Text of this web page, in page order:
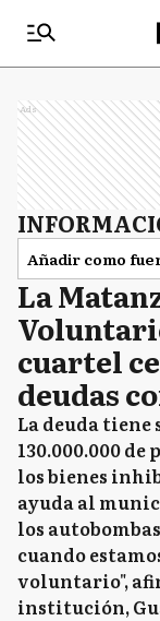
Ads
Añadir como
La
cuartel
deudas
La deuda tiene
130.000.000
los bienes
ayuda al
los
cuando
voluntario",
institución,